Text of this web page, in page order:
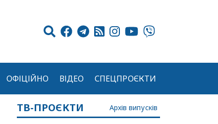
ОФІЦІЙНО ВІДЕО СПЕЦПРОЄКТИ
ТВ-ПРОЄКТИ Архів випусків